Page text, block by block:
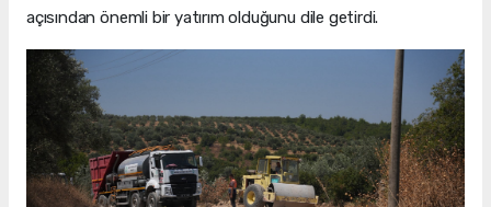
açısından önemli bir yatırım olduğunu dile getirdi.